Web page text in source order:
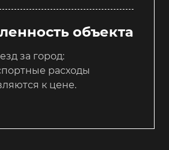
объекта
за город:
расходы
к цене.